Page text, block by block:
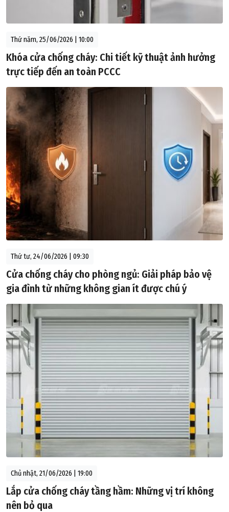
Thứ năm, 25/06/2026 | 10:00
Khóa cửa chống cháy: Chi tiết kỹ thuật ảnh hưởng
trực tiếp đến an toàn PCCC
Thứ tư, 24/06/2026 | 09:30
Cửa chống cháy cho phòng ngủ: Giải pháp bảo vệ
gia đình từ những không gian ít được chú ý
Chủ nhật, 21/06/2026 | 19:00
Lắp cửa chống cháy tầng hầm: Những vị trí không
nên bỏ qua